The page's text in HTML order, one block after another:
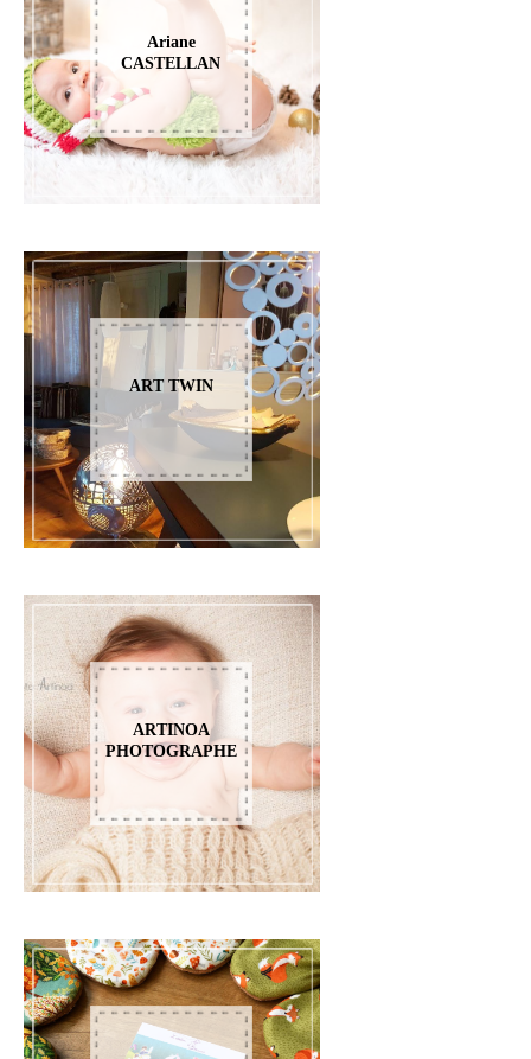
Ariane
CASTELLAN
ART TWIN
ARTINOA
PHOTOGRAPHE